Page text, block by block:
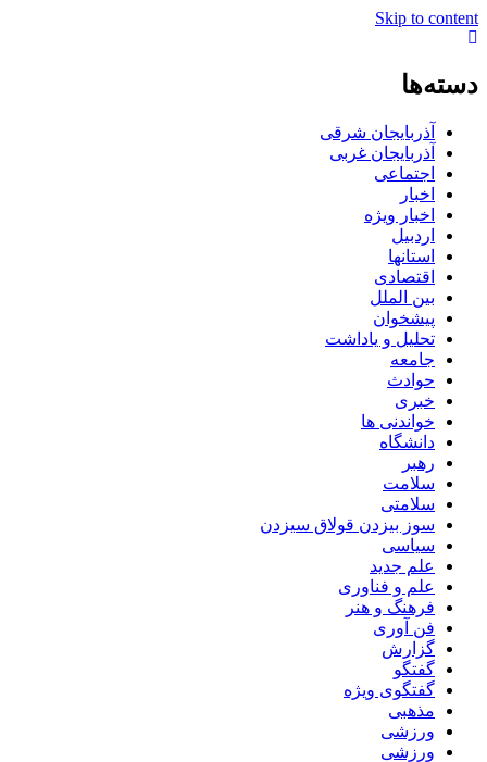
Skip to content
دسته‌ها
آذربایجان شرقی
آذربایجان غربی
اجتماعی
اخبار
اخبار ویژه
اردبیل
استانها
اقتصادی
بین الملل
پیشخوان
تحلیل و یاداشت
جامعه
حوادث
خبری
خواندنی ها
دانشگاه
رهبر
سلامت
سلامتی
سوز بیزدن قولاق سیزدن
سیاسی
علم جدید
علم و فناوری
فرهنگ و هنر
فن آوری
گزارش
گفتگو
گفتگوی ویژه
مذهبی
ورزشی
ورزشی